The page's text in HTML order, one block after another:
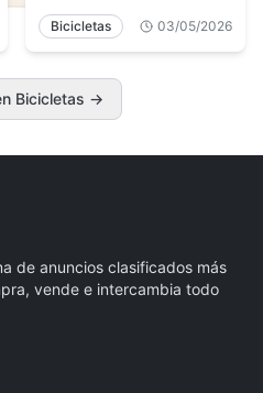
Bicicletas 03/05/2026
Bicicletas →
de anuncios clasificados más
vende e intercambia todo